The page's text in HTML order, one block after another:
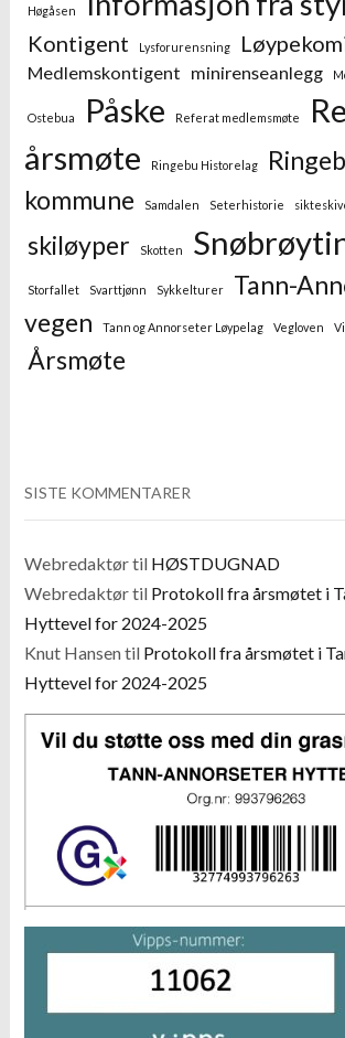
Høgåsen
Kontigent Lysforurensning
Medlemskontigent minirenseanlegg
Ostebua Påske Referat medlemsmøte
årsmøte
Ringebu Historelag
kommune
Samdalen Seterhistorie
skiløyper Skotten
Storfallet Svarttjønn Sykkelturer
Tann-
vegen
Tann og Annorseter Løypelag Vegloven
Årsmøte
SISTE KOMMENTARER
Webredaktørtil HØSTDUGNAD
Webredaktørtil Protokoll fra årsmøtet i
Hyttevel for 2024-2025
Knut Hansentil Protokoll fra årsmøtet i
Hyttevel for 2024-2025